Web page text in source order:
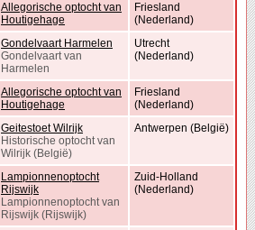
Allegorische optocht van
Houtigehage
Friesland
(Nederland)
Gondelvaart Harmelen
Gondelvaart van
Harmelen
Utrecht
(Nederland)
Allegorische optocht van
Houtigehage
Friesland
(Nederland)
Geitestoet Wilrijk
Historische optocht van
Wilrijk (België)
Antwerpen (België)
Lampionnenoptocht
Rijswijk
Lampionnenoptocht van
Rijswijk (Rijswijk)
Zuid-Holland
(Nederland)